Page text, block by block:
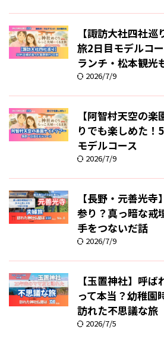
【諏訪大社四社
旅2日目モデルコ
ランチ・松本観光
2026/7/9
【阿智村天空の
りでも楽しめた！
モデルコース
2026/7/9
【長野・元善光
参り？真っ暗な戒
手をつないだ話
2026/7/9
【玉置神社】呼
って本当？幼稚園
訪れた不思議な旅
2026/7/5